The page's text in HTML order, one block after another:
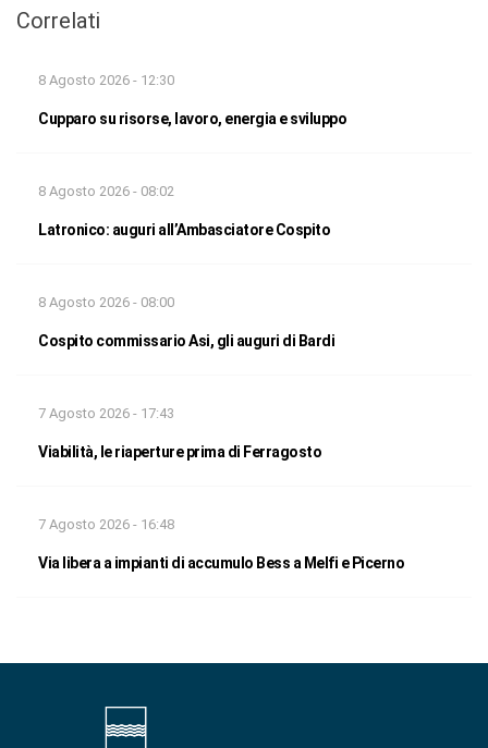
Correlati
8 Agosto 2026 - 12:30
Cupparo su risorse, lavoro, energia e sviluppo
8 Agosto 2026 - 08:02
Latronico: auguri all’Ambasciatore Cospito
8 Agosto 2026 - 08:00
Cospito commissario Asi, gli auguri di Bardi
7 Agosto 2026 - 17:43
Viabilità, le riaperture prima di Ferragosto
7 Agosto 2026 - 16:48
Via libera a impianti di accumulo Bess a Melfi e Picerno